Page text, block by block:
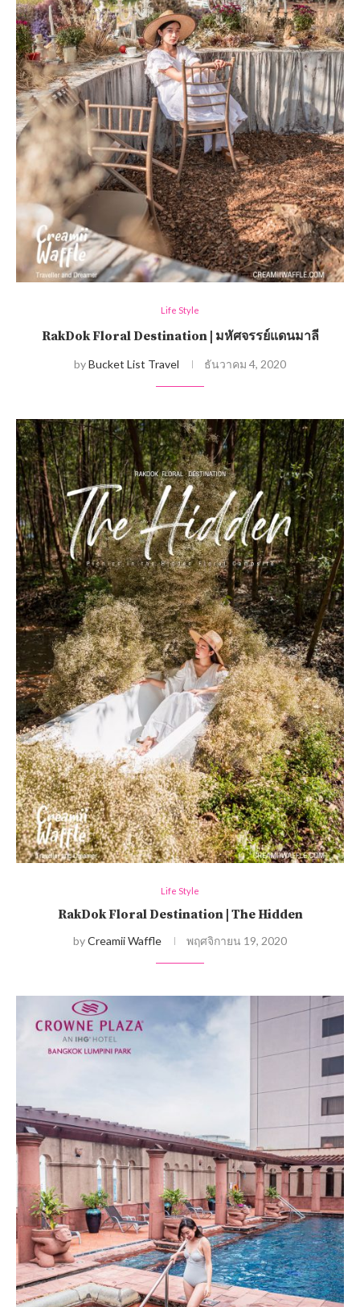
Life Style
RakDok Floral Destination | มหัศจรรย์แดนมาลี
byBucket List Travel ธันวาคม 4, 2020
Life Style
RakDok Floral Destination | The Hidden
byCreamii Waffle พฤศจิกายน 19, 2020